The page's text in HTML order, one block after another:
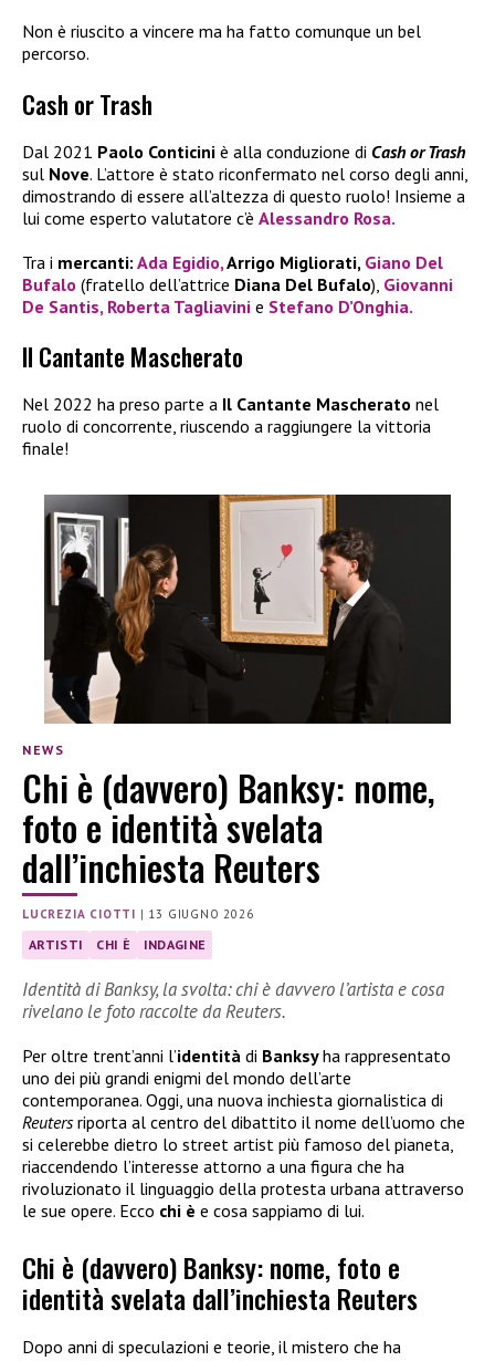
Non è riuscito a vincere ma ha fatto comunque un bel
percorso.
Cash or Trash
Dal 2021 Paolo Conticini è alla conduzione di Cash or Trash
sul Nove. L’attore è stato riconfermato nel corso degli anni,
dimostrando di essere all’altezza di questo ruolo! Insieme a
lui come esperto valutatore c’è Alessandro Rosa.
Tra i mercanti: Ada Egidio,Arrigo Migliorati, Giano Del
Bufalo (fratello dell’attrice Diana Del Bufalo), Giovanni
De Santis, Roberta Tagliavini e Stefano D’Onghia.
Il Cantante Mascherato
Nel 2022 ha preso parte a Il Cantante Mascherato nel
ruolo di concorrente, riuscendo a raggiungere la vittoria
finale!
NEWS
Chi è (davvero) Banksy: nome,
foto e identità svelata
dall’inchiesta Reuters
LUCREZIA CIOTTI | 13 GIUGNO 2026
ARTISTI CHI È INDAGINE
Identità di Banksy, la svolta: chi è davvero l’artista e cosa
rivelano le foto raccolte da Reuters.
Per oltre trent’anni l’identità di Banksyha rappresentato
uno dei più grandi enigmi del mondo dell’arte
contemporanea. Oggi, una nuova inchiesta giornalistica di
Reutersriporta al centro del dibattito il nome dell’uomo che
si celerebbe dietro lo street artist più famoso del pianeta,
riaccendendo l’interesse attorno a una figura che ha
rivoluzionato il linguaggio della protesta urbana attraverso
le sue opere. Ecco chi è e cosa sappiamo di lui.
Chi è (davvero) Banksy: nome, foto e
identità svelata dall’inchiesta Reuters
Dopo anni di speculazioni e teorie, il mistero che ha